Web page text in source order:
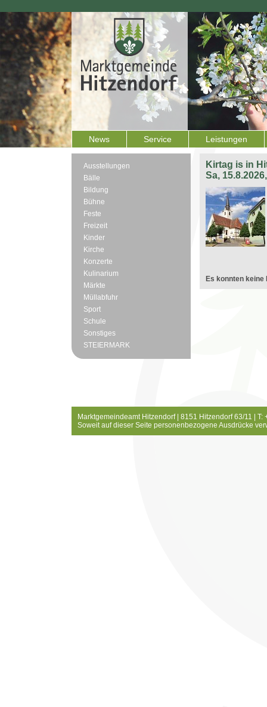
News Service Leistungen
Ausstellungen
Bälle
Bildung
Bühne
Feste
Freizeit
Kinder
Kirche
Konzerte
Kulinarium
Märkte
Müllabfuhr
Sport
Schule
Sonstiges
STEIERMARK
Kirtag is in
Sa,
Es konnten keine
Marktgemeindeamt Hitzendorf | 8151 Hitzendorf 63/11 |
Soweit auf dieser Seite personenbezogene Ausdrücke